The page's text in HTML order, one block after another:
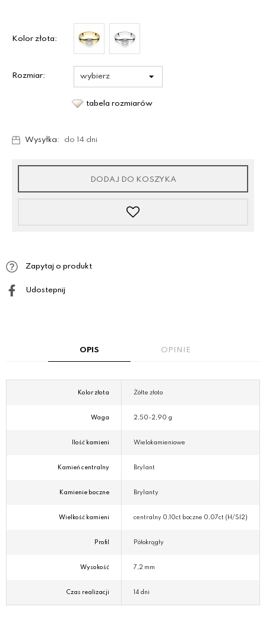
Kolor złota:
Rozmiar:
tabela rozmiarów
Wysyłka: do 14 dni
DODAJ DO KOSZYKA
Zapytaj o produkt
Udostepnij
OPIS OPINIE
Kolor złota Żółte złoto
Waga 2,50-2,90 g
Ilość kamieni Wielokamieniowe
Kamień centralny Brylant
Kamienie boczne Brylanty
Wielkość kamieni centralny 0,10ct boczne 0,07ct (H/SI2)
Profil Półokrągły
Wysokość 7,2 mm
Czas realizacji 14 dni